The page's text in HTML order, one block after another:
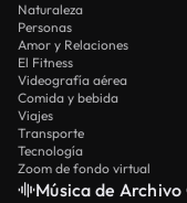
Naturaleza
Personas
Amor y Relaciones
El Fitness
Videografía aérea
Comida y bebida
Viajes
Transporte
Tecnología
Zoom de fondo virtual
Música de